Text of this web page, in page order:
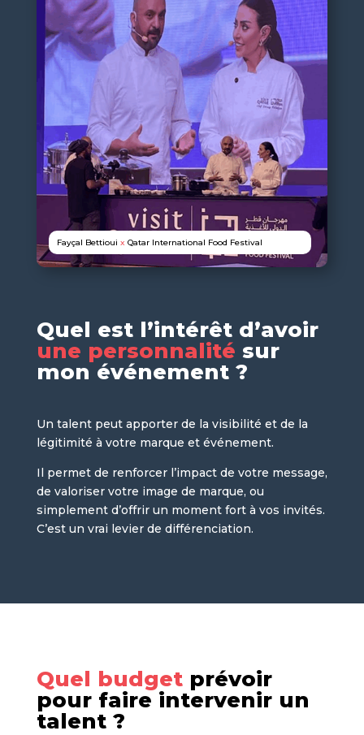
Fayçal Bettioui x Qatar International Food Festival
Quel est l’intérêt d’avoir
une personnalité sur
mon événement ?
Un talent peut apporter de la visibilité et de la
légitimité à votre marque et événement.
Il permet de renforcer l’impact de votre message,
de valoriser votre image de marque, ou
simplement d’offrir un moment fort à vos invités.
C’est un vrai levier de différenciation.
Quel budgetprévoir
pour faire intervenir un
talent ?